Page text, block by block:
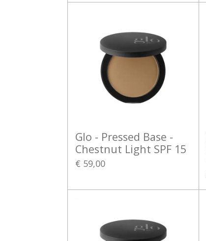
Glo - Pressed Base -
Chestnut Light SPF 15
€ 59,00